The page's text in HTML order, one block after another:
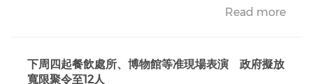
Read more
下周四起餐飲處所、博物館等准現場表演 政府擬放
寬限聚令至12人